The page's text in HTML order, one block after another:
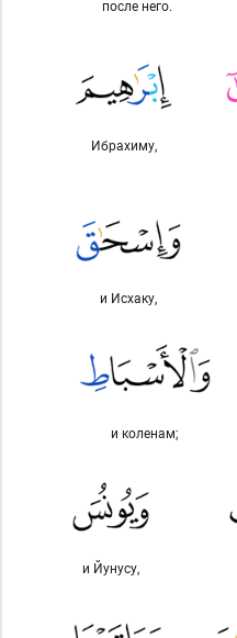
после него.
Ибрахиму,
и Исхаку,
и коленам;
и Йунусу,